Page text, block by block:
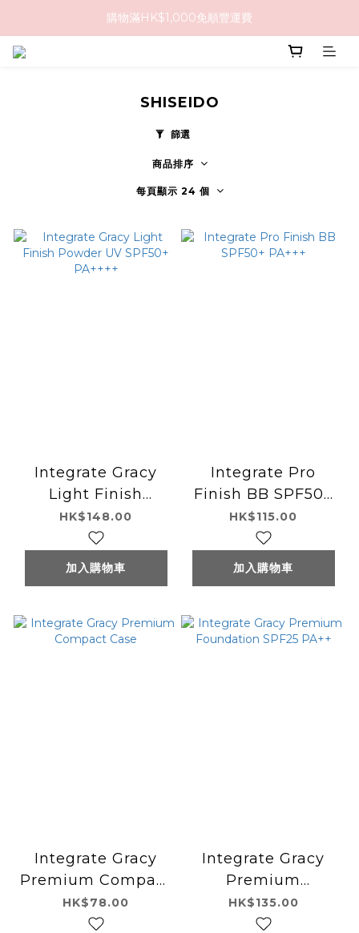
購物滿HK$1,000免順豐運費
購物滿HK$1,000免順豐運費
SHISEIDO
篩選
商品排序
每頁顯示 24 個
Integrate Gracy
Light Finish
Powder UV
SPF50+ PA++++
HK$148.00
加入購物車
Integrate Pro
Finish BB SPF50+
PA+++
HK$115.00
加入購物車
Integrate Gracy
Premium Compact
Case
HK$78.00
Integrate Gracy
Premium
Foundation SPF25
PA++
HK$135.00